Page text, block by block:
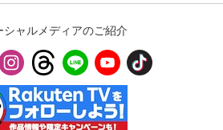
スマホなどでRakuten TVを視聴する際のデ
バイス連携の設定ができます。
視聴年齢制限の変更時にパスコード入力が
求められるのでお子さまがいても安心で
す。
シャルメディアのご紹介